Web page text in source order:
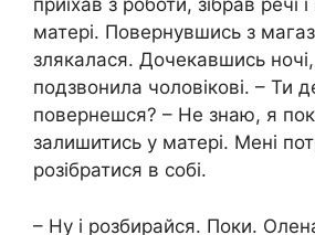
приїхав з роботи, зібрав речі
матері. Повернувшись з
злякалася. Дочекавшись
подзвонила чоловікові. – Ти
повернешся? – Не знаю, я
залишитись у матері. Мені
розібратися в собі.
– Ну і розбирайся. Поки.